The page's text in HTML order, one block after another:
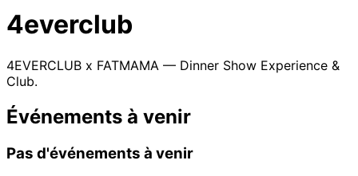
4everclub
4EVERCLUB x FATMAMA — Dinner Show Experience &
Club.
Événements à venir
Pas d'événements à venir